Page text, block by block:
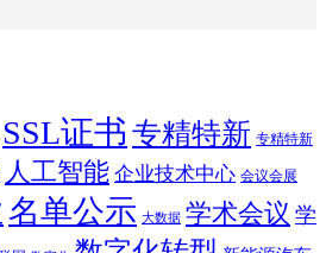
SSL证书 专精特新 专精特新
人工智能 企业技术中心 会议会展
名单公示 大数据 学术会议 学